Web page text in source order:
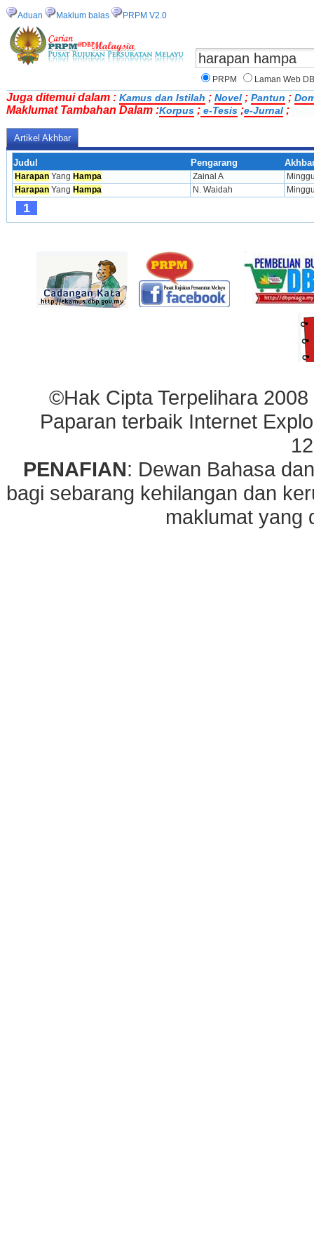
Aduan Maklum balas PRPM V2.0
PRPM Laman Web
Juga ditemui dalam : Kamus dan Istilah ; Novel ; Pantun ;
Maklumat Tambahan Dalam :Korpus ; e-Tesis ;e-Jurnal ;
Artikel Akhbar
Judul Pengarang
Harapan Yang Hampa Zainal A
Harapan Yang Hampa N. Waidah
1
©Hak Cipta Terpelihara
Paparan terbaik Internet
PENAFIAN: Dewan Bahasa
bagi sebarang kehilangan dan
maklumat yang